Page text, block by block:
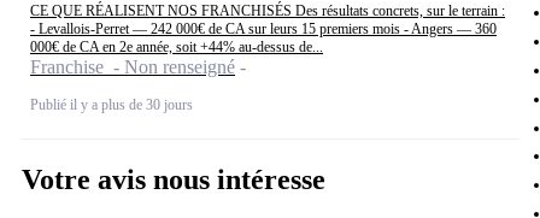
CE QUE RÉALISENT NOS FRANCHISÉS Des résultats concrets, sur le terrain :
- Levallois-Perret — 242 000€ de CA sur leurs 15 premiers mois - Angers — 360
000€ de CA en 2e année, soit +44% au-dessus de...
Franchise - Non renseigné
Publié il y a plus de 30 jours
Votre avis nous intéresse